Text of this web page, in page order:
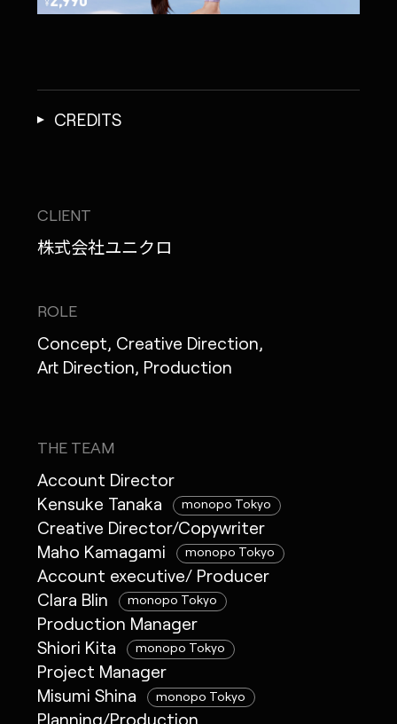
CREDITS
CLIENT
株式会社ユニクロ
ROLE
Concept, Creative Direction,
Art Direction, Production
THE TEAM
Account Director
Kensuke Tanaka
monopo Tokyo
Creative Director/Copywriter
Maho Kamagami
monopo Tokyo
Account executive/ Producer
Clara Blin
monopo Tokyo
Production Manager
Shiori Kita
monopo Tokyo
Project Manager
Misumi Shina
monopo Tokyo
Planning/Production